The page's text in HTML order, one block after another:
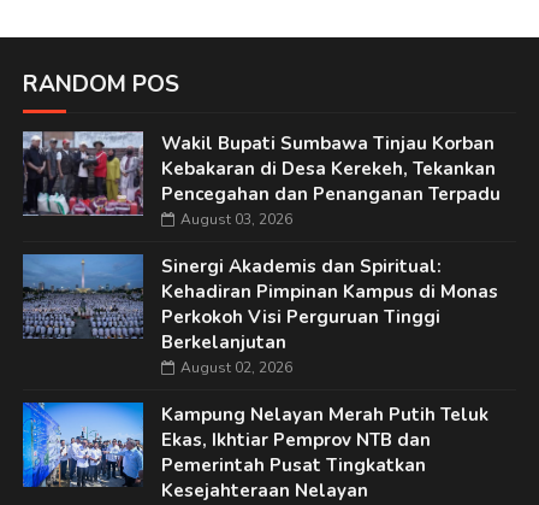
RANDOM POS
Wakil Bupati Sumbawa Tinjau Korban
Kebakaran di Desa Kerekeh, Tekankan
Pencegahan dan Penanganan Terpadu
August 03, 2026
Sinergi Akademis dan Spiritual:
Kehadiran Pimpinan Kampus di Monas
Perkokoh Visi Perguruan Tinggi
Berkelanjutan
August 02, 2026
Kampung Nelayan Merah Putih Teluk
Ekas, Ikhtiar Pemprov NTB dan
Pemerintah Pusat Tingkatkan
Kesejahteraan Nelayan